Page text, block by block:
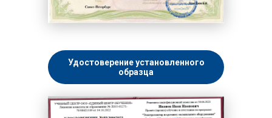
Удостоверение установленного
образца